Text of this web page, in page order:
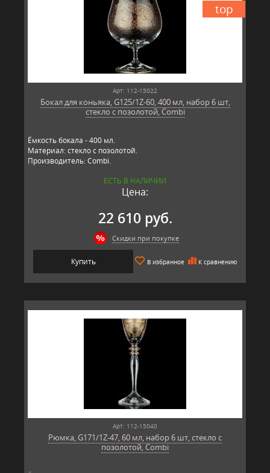
top
Арт: 112-15022
Бокал для коньяка, G125/1Z-60, 400 мл, набор 6 шт,
стекло с позолотой, Combi
Ёмкость бокала - 400 мл.
Материал: стекло с позолотой.
Производитель: Combi.
ЕСТЬ В НАЛИЧИИ
Цена:
22 610 руб.
Скидки при покупке
Купить В избранное К сравнению
Арт: 112-15040
Рюмка, G171/1Z-47, 60 мл, набор 6 шт, стекло с
позолотой, Combi